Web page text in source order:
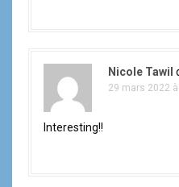
Nicole Tawil
29 mars 2022
Interesting!!